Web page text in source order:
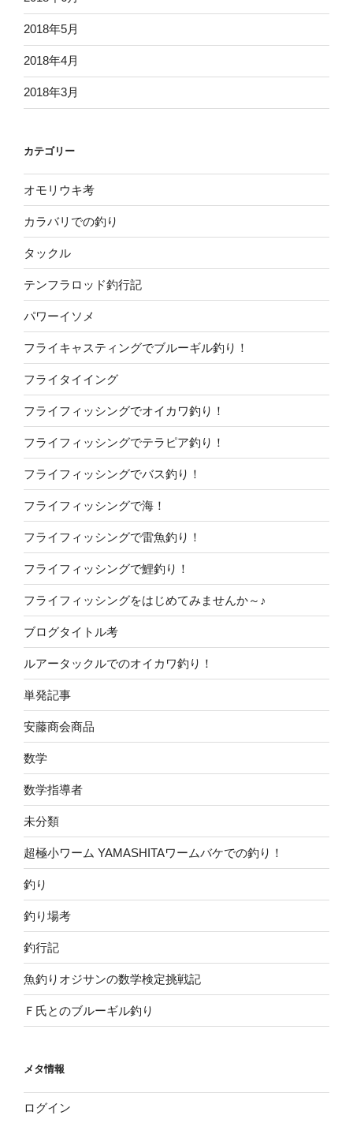
2018年5月
2018年4月
2018年3月
カテゴリー
オモリウキ考
カラバリでの釣り
タックル
テンフラロッド釣行記
パワーイソメ
フライキャスティングでブルーギル釣り！
フライタイイング
フライフィッシングでオイカワ釣り！
フライフィッシングでテラピア釣り！
フライフィッシングでバス釣り！
フライフィッシングで海！
フライフィッシングで雷魚釣り！
フライフィッシングで鯉釣り！
フライフィッシングをはじめてみませんか～♪
ブログタイトル考
ルアータックルでのオイカワ釣り！
単発記事
安藤商会商品
数学
数学指導者
未分類
超極小ワーム YAMASHITAワームバケでの釣り！
釣り
釣り場考
釣行記
魚釣りオジサンの数学検定挑戦記
Ｆ氏とのブルーギル釣り
メタ情報
ログイン